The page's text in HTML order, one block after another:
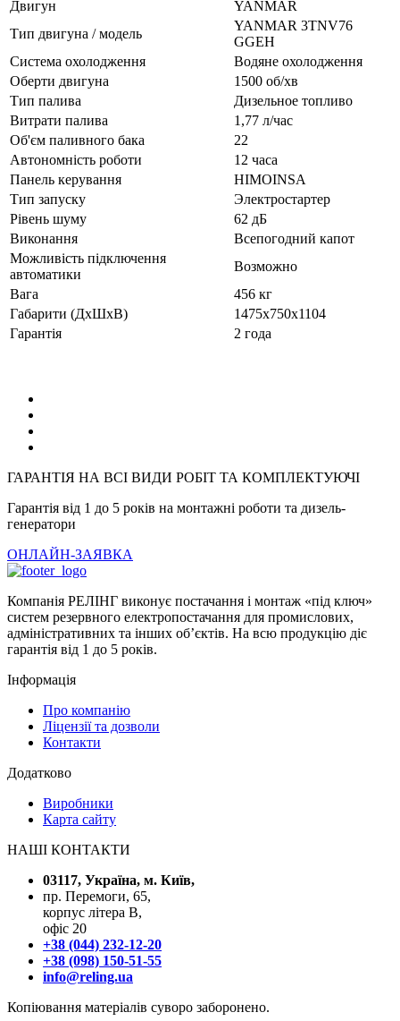
Двигун
YANMAR
Тип двигуна / модель
YANMAR 3TNV76
GGEH
Система охолодження
Водяне охолодження
Оберти двигуна
1500 об/хв
Тип палива
Дизельное топливо
Витрати палива
1,77 л/час
Об'єм паливного бака
22
Автономність роботи
12 часа
Панель керування
HIMOINSA
Тип запуску
Электростартер
Рівень шуму
62 дБ
Виконання
Всепогодний капот
Можливість підключення
автоматики
Возможно
Вага
456 кг
Габарити (ДхШхВ)
1475x750x1104
Гарантія
2 года
ГАРАНТІЯ НА ВСІ ВИДИ РОБІТ ТА КОМПЛЕКТУЮЧІ
Гарантія від 1 до 5 років на монтажні роботи та дизель-
генератори
ОНЛАЙН-ЗАЯВКА
Компанія РЕЛІНГ виконує постачання і монтаж «під ключ»
систем резервного електропостачання для промислових,
адміністративних та інших об’єктів. На всю продукцію діє
гарантія від 1 до 5 років.
Інформація
Про компанію
Ліцензії та дозволи
Контакти
Додатково
Виробники
Карта сайту
НАШІ КОНТАКТИ
03117, Україна, м. Київ,
пр. Перемоги, 65,
корпус літера В,
офіс 20
+38 (044) 232-12-20
+38 (098) 150-51-55
info@reling.ua
Копіювання матеріалів суворо заборонено.